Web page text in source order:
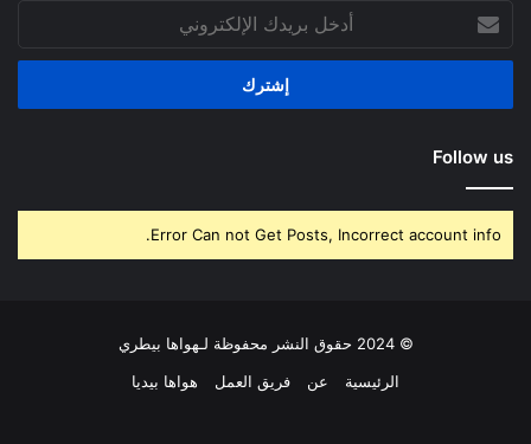
بريدك
الإلكتروني
Follow us
Error Can not Get Posts, Incorrect account info.
© 2024 حقوق النشر محفوظة لـهواها بيطري
الرئيسية
عن فريق العمل هواها بيديا